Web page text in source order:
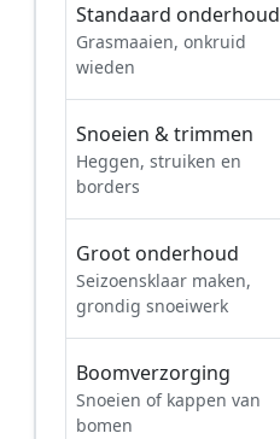
Standaard onderhoud
Grasmaaien, onkruid
wieden
Snoeien & trimmen
Heggen, struiken en
borders
Groot onderhoud
Seizoensklaar maken,
grondig snoeiwerk
Boomverzorging
Snoeien of kappen van
bomen